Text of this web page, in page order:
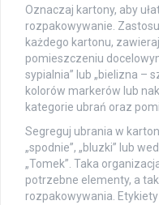
Oznaczaj kartony, aby
rozpakowywanie.
każdego kartonu,
pomieszczeniu
sypialnia” lub „bielizna –
kolorów markerów lub
kategorie ubrań oraz
Segreguj ubrania w
„spodnie”, „bluzki” lub
„Tomek”. Taka
potrzebne elementy, a
rozpakowywania.